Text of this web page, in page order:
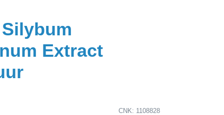
Extract
CNK: 1108828